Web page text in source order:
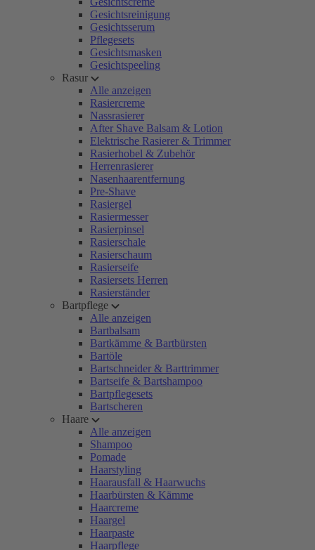
Gesichtsreinigung
Gesichtsserum
Pflegesets
Gesichtsmasken
Gesichtspeeling
Rasur
Alle anzeigen
Rasiercreme
Nassrasierer
After Shave Balsam & Lotion
Elektrische Rasierer & Trimmer
Rasierhobel & Zubehör
Herrenrasierer
Nasenhaarentfernung
Pre-Shave
Rasiergel
Rasiermesser
Rasierpinsel
Rasierschale
Rasierschaum
Rasierseife
Rasiersets Herren
Rasierständer
Bartpflege
Alle anzeigen
Bartbalsam
Bartkämme & Bartbürsten
Bartöle
Bartschneider & Barttrimmer
Bartseife & Bartshampoo
Bartpflegesets
Bartscheren
Haare
Alle anzeigen
Shampoo
Pomade
Haarstyling
Haarausfall & Haarwuchs
Haarbürsten & Kämme
Haarcreme
Haargel
Haarpaste
Haarpflege